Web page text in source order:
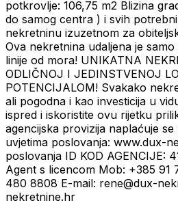
potkrovlje: 106,75 m2 Blizina
do samog centra ) i svih
nekretninu izuzetnom za
Ova nekretnina udaljena je
linije od mora! UNIKATNA
ODLIČNOJ I JEDINSTVENOJ
POTENCIJALOM! Svakako
ali pogodna i kao investicija u
ispred i iskoristite ovu rijetku
agencijska provizija naplaćuje
uvjetima poslovanja: www.dux-
poslovanja ID KOD AGENCIJE:
Agent s licencom Mob: +385 91
480 8808 E-mail: rene@dux-
nekretnine.hr